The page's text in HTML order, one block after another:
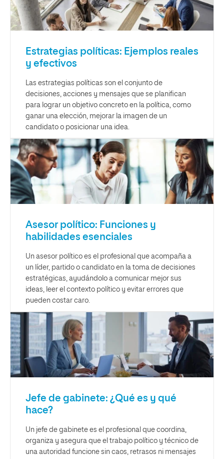
Estrategias políticas: Ejemplos reales
y efectivos
Las estrategias políticas son el conjunto de
decisiones, acciones y mensajes que se planifican
para lograr un objetivo concreto en la política, como
ganar una elección, mejorar la imagen de un
candidato o posicionar una idea.
Asesor político: Funciones y
habilidades esenciales
Un asesor político es el profesional que acompaña a
un líder, partido o candidato en la toma de decisiones
estratégicas, ayudándolo a comunicar mejor sus
ideas, leer el contexto político y evitar errores que
pueden costar caro.
Jefe de gabinete: ¿Qué es y qué
hace?
Un jefe de gabinete es el profesional que coordina,
organiza y asegura que el trabajo político y técnico de
una autoridad funcione sin caos, retrasos ni mensajes